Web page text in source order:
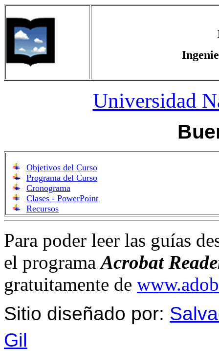
Universidad
Objetivos del Curso
Programa del Curso
Cronograma
Clases - PowerPoint
Recursos
Para poder leer las guías
el programaAcrobat
gratuitamente de
Sitio diseñado por:
Gil